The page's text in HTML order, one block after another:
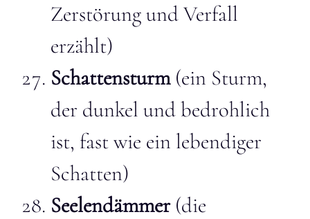
Zerstörung und Verfall
erzählt)
Schattensturm(ein Sturm,
der dunkel und bedrohlich
ist, fast wie ein lebendiger
Schatten)
Seelendämmer(die